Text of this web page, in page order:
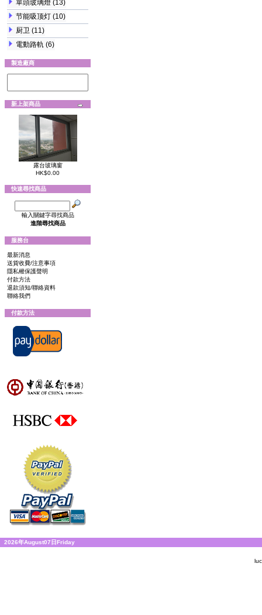
單頭玻璃燈 (13)
节能吸顶灯 (10)
厨卫 (11)
電動路軌 (6)
製造廠商
新上架商品
露台玻璃窗
HK$0.00
快速尋找商品
輸入關鍵字尋找商品
進階尋找商品
服務台
最新消息
送貨收費/注意事項
隱私權保護聲明
付款方法
退款須知/聯絡資料
聯絡我們
付款方法
2026年August07日Friday